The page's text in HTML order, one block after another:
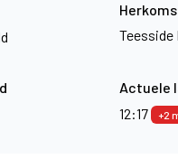
Teesside
Actuele
12:17
+2